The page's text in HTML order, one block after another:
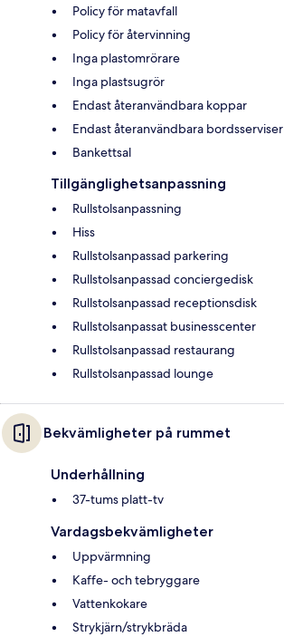
Policy för matavfall
Policy för återvinning
Inga plastomrörare
Inga plastsugrör
Endast återanvändbara koppar
Endast återanvändbara bordsserviser
Bankettsal
Tillgänglighetsanpassning
Rullstolsanpassning
Hiss
Rullstolsanpassad parkering
Rullstolsanpassad conciergedisk
Rullstolsanpassad receptionsdisk
Rullstolsanpassat businesscenter
Rullstolsanpassad restaurang
Rullstolsanpassad lounge
Bekvämligheter på rummet
Underhållning
37-tums platt-tv
Vardagsbekvämligheter
Uppvärmning
Kaffe- och tebryggare
Vattenkokare
Strykjärn/strykbräda